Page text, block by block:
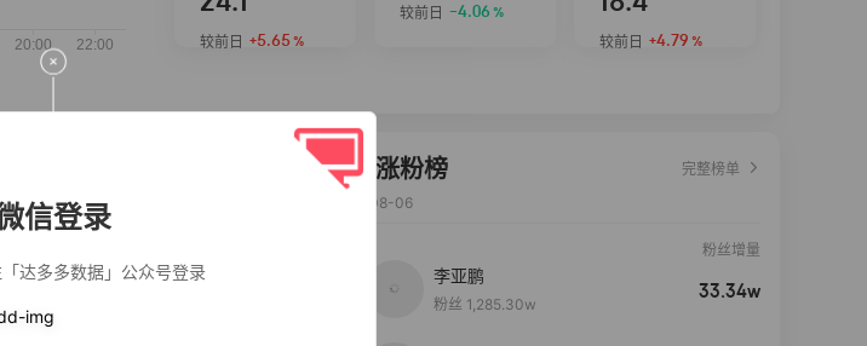
信登录
达多多数据」公众号登录
较前日 +5.65 %
较前日 -4.06 %
较前日 +4.79 %
油污
油王污
达人涨粉榜
完整榜单
2026-08-06
粉丝增量
李亚鹏
粉丝 1,285.30w
33.34w